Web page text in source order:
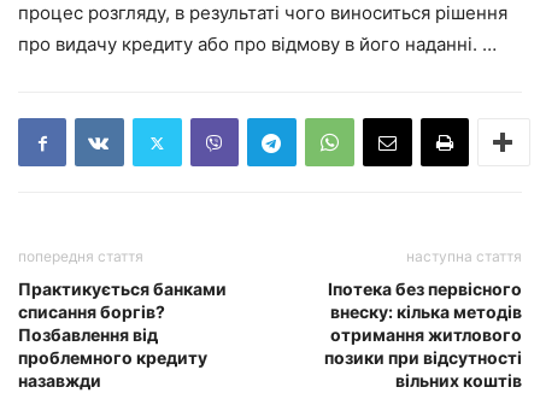
процес розгляду, в результаті чого виноситься рішення
про видачу кредиту або про відмову в його наданні. …
попередня стаття
Практикується банками
списання боргів?
Позбавлення від
проблемного кредиту
назавжди
наступна стаття
Іпотека без первісного
внеску: кілька методів
отримання житлового
позики при відсутності
вільних коштів